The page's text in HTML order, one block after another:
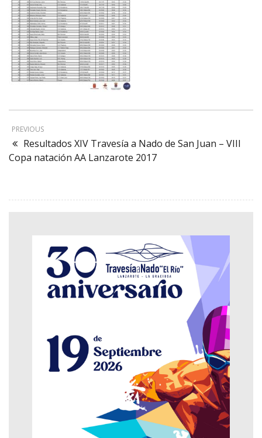
PREVIOUS
Resultados XIV Travesía a Nado de San Juan – VIII
Copa natación AA Lanzarote 2017